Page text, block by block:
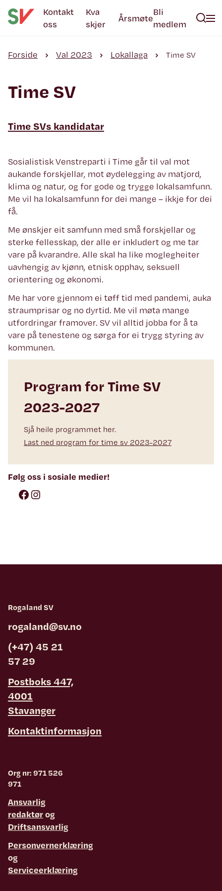
Kontakt
oss
Kva
skjer
Årsmøte
Bli
medlem
Forside Val 2023 Lokallaga Time SV
Time SV
Time SVs kandidatar
Sosialistisk Venstreparti i Time går til val mot
aukande forskjellar, mot øydelegging av matjord,
klima og natur, og for gode og trygge lokalsamfunn.
Me vil ha lokalsamfunn for dei mange – ikkje for dei
få.
Me ønskjer eit samfunn med små forskjellar og
sterke fellesskap, der alle er inkludert og me tar
vare på kvarandre. Alle skal ha like moglegheiter
uavhengig av kjønn, etnisk opphav, seksuell
orientering og økonomi.
Me har vore gjennom ei tøff tid med pandemi, auka
straumprisar og no dyrtid. Me vil møta mange
utfordringar framover. SV vil alltid jobba for å ta
vare på tenestene og sørga for ei trygg styring av
kommunen.
Program for Time SV
2023-2027
Sjå heile programmet her.
Last ned program for time sv 2023-2027
Følg oss i sosiale medier!
Facebook
Instagram
Rogaland SV
rogaland@sv.no
(+47) 45 21
57 29
Postboks 447,
4001
Stavanger
Kontaktinformasjon
Org nr: 971 526
971
Ansvarlig
redaktørog
Driftsansvarlig
Personvernerklæring
og
Serviceerklæring